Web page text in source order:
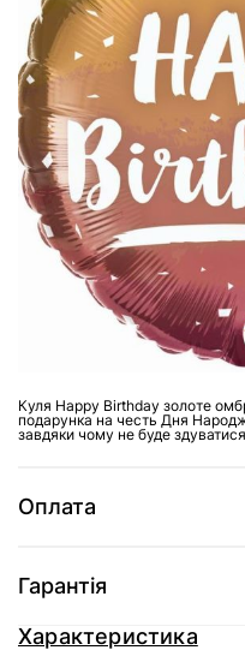
195 грн
Доставка
Куля Happy Birthday золоте
подарунка на честь Дня
завдяки чому не буде здуватися
Оплата
Гарантія
Характеристика